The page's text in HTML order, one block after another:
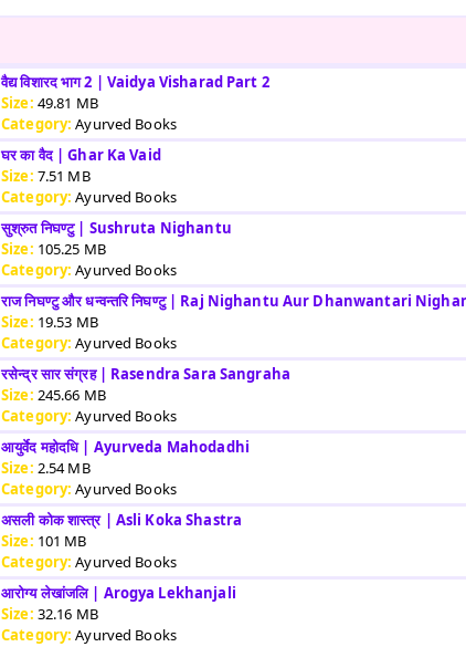
वैद्य विशारद भाग 2 | Vaidya Visharad Part 2
Size: 49.81 MB
Category:Ayurved Books
घर का वैद | Ghar Ka Vaid
Size: 7.51 MB
Category:Ayurved Books
सुश्रुत निघण्टु | Sushruta Nighantu
Size: 105.25 MB
Category:Ayurved Books
राज निघण्टु और धन्वन्तरि निघण्टु | Raj Nighantu Aur Dhanwantari
Size: 19.53 MB
Category:Ayurved Books
रसेन्द्र सार संग्रह | Rasendra Sara Sangraha
Size: 245.66 MB
Category:Ayurved Books
आयुर्वेद महोदधि | Ayurveda Mahodadhi
Size: 2.54 MB
Category:Ayurved Books
असली कोक शास्त्र | Asli Koka Shastra
Size: 101 MB
Category:Ayurved Books
आरोग्य लेखांजलि | Arogya Lekhanjali
Size: 32.16 MB
Category:Ayurved Books